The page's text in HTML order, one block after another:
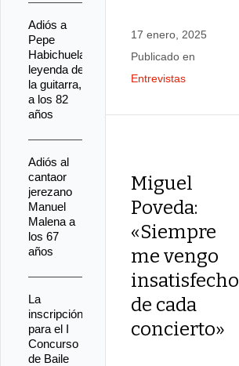
17 enero, 2025
Publicado en
Entrevistas
Miguel
Poveda:
«Siempre
me vengo
insatisfecho
de cada
concierto»
Adiós a
Pepe
Habichuela,
leyenda de
la guitarra,
a los 82
años
Adiós al
cantaor
jerezano
Manuel
Malena a
los 67
años
La
inscripción
para el I
Concurso
de Baile